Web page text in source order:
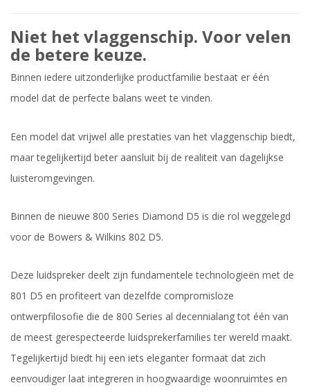
Niet het vlaggenschip. Voor velen
de betere keuze.
Binnen iedere uitzonderlijke productfamilie bestaat er één
model dat de perfecte balans weet te vinden.
Een model dat vrijwel alle prestaties van het vlaggenschip biedt,
maar tegelijkertijd beter aansluit bij de realiteit van dagelijkse
luisteromgevingen.
Binnen de nieuwe 800 Series Diamond D5 is die rol weggelegd
voor de Bowers & Wilkins 802 D5.
Deze luidspreker deelt zijn fundamentele technologieën met de
801 D5 en profiteert van dezelfde compromisloze
ontwerpfilosofie die de 800 Series al decennialang tot één van
de meest gerespecteerde luidsprekerfamilies ter wereld maakt.
Tegelijkertijd biedt hij een iets eleganter formaat dat zich
eenvoudiger laat integreren in hoogwaardige woonruimtes en